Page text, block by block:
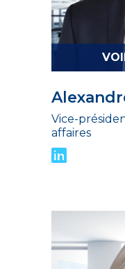
Vice-
affaires